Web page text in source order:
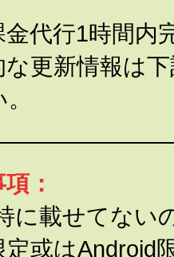
金代行1時間内
な更新情報は
：
に載せてない
定或はAndroid